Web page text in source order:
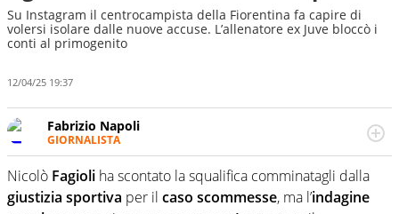
Su Instagram il centrocampista della Fiorentina fa capire di
volersi isolare dalle nuove accuse. L’allenatore ex Juve bloccò i
conti al primogenito
12/04/25 19:37
Fabrizio Napoli
GIORNALISTA
Giornalista professionista, per Virgilio Sport segue anche
il calcio ma è con la pallanuoto che esalta competenze e
passioni. Cura la comunicazione di HaBaWaBa, il più
grande festival di waterpolo per bambini al mondo
Nicolò Fagioli ha scontato la squalifica comminatagli dalla
giustizia sportiva per il caso scommesse, ma l’indagine